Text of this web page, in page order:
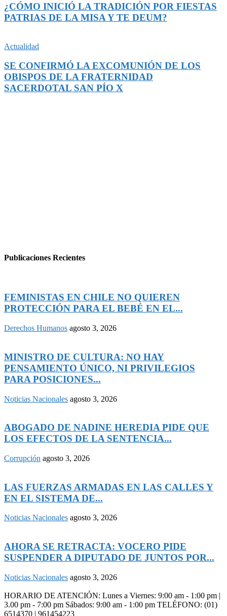
¿CÓMO INICIÓ LA TRADICIÓN POR FIESTAS
PATRIAS DE LA MISA Y TE DEUM?
Actualidad
SE CONFIRMÓ LA EXCOMUNIÓN DE LOS
OBISPOS DE LA FRATERNIDAD
SACERDOTAL SAN PÍO X
Publicaciones Recientes
FEMINISTAS EN CHILE NO QUIEREN
PROTECCIÓN PARA EL BEBÉ EN EL...
Derechos Humanos agosto 3, 2026
MINISTRO DE CULTURA: NO HAY
PENSAMIENTO ÚNICO, NI PRIVILEGIOS
PARA POSICIONES...
Noticias Nacionales agosto 3, 2026
ABOGADO DE NADINE HEREDIA PIDE QUE
LOS EFECTOS DE LA SENTENCIA...
Corrupción agosto 3, 2026
LAS FUERZAS ARMADAS EN LAS CALLES Y
EN EL SISTEMA DE...
Noticias Nacionales agosto 3, 2026
AHORA SE RETRACTA: VOCERO PIDE
SUSPENDER A DIPUTADO DE JUNTOS POR...
Noticias Nacionales agosto 3, 2026
HORARIO DE ATENCIÓN: Lunes a Viernes: 9:00 am - 1:00 pm |
3.00 pm - 7:00 pm Sábados: 9:00 am - 1:00 pm TELÉFONO: (01)
6514370 | 961454223